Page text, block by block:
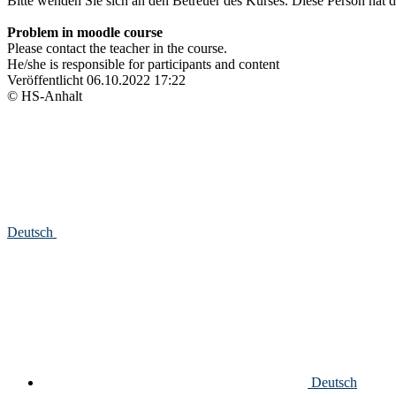
Problem in moodle course
Please contact the teacher in the course.
He/she is responsible for participants and content
Veröffentlicht 06.10.2022 17:22
© HS-Anhalt
Deutsch
Deutsch